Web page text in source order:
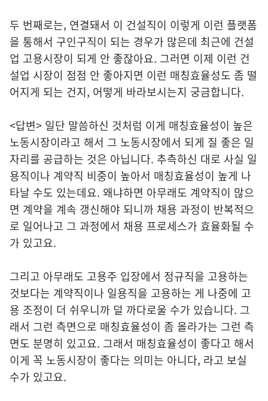
두 번째로는, 연결돼서 이 건설직이 이렇게 이런 플랫폼
을 통해서 구인구직이 되는 경우가 많은데 최근에 건설
업 고용시장이 되게 안 좋잖아요. 그러면 이제 이런 건
설업 시장이 점점 안 좋아지면 이런 매칭효율성도 좀 떨
어지게 되는 건지, 어떻게 바라보시는지 궁금합니다.
<답변> 일단 말씀하신 것처럼 이게 매칭효율성이 높은
노동시장이라고 해서 그 노동시장에서 되게 질 좋은 일
자리를 공급하는 것은 아닙니다. 추측하신 대로 사실 일
용직이나 계약직 비중이 높아서 매칭효율성이 높게 나
타날 수도 있는데요. 왜냐하면 아무래도 계약직이 많으
면 계약을 계속 갱신해야 되니까 채용 과정이 반복적으
로 일어나고 그 과정에서 채용 프로세스가 효율화될 수
가 있고요.
그리고 아무래도 고용주 입장에서 정규직을 고용하는
것보다는 계약직이나 일용직을 고용하는 게 나중에 고
용 조정이 더 쉬우니까 덜 까다로울 수가 있습니다. 그
래서 그런 측면으로 매칭효율성이 좀 올라가는 그런 측
면도 분명히 있고요. 그래서 매칭효율성이 좋다고 해서
이게 꼭 노동시장이 좋다는 의미는 아니다, 라고 보실
수가 있고요.